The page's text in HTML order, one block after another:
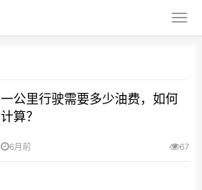
一公里行驶需要多少油费，如何
计算？
6月前 67